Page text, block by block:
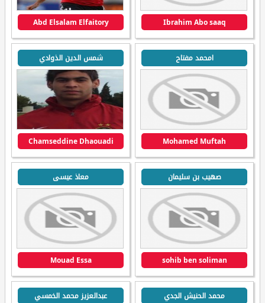
Ibrahim Abo saaq
Abd Elsalam Elfaitory
امحمد مفتاح
Mohamed Muftah
شمس الدين الذوادي
Chamseddine Dhaouadi
صهيب بن سليمان
sohib ben soliman
معاذ عيسى
Mouad Essa
محمد الحنيش الجدي عبدالعزيز محمد الخمسي